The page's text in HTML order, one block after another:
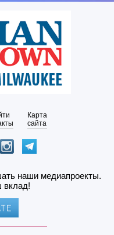
Карта
сайта
наши медиапроекты.
вклад!